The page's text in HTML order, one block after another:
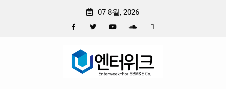
07 8월, 2026
Google